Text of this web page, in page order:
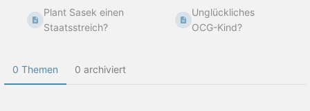
Plant Sasek einen
Staatsstreich?
Unglückliches
OCG-Kind?
0 Themen 0 archiviert